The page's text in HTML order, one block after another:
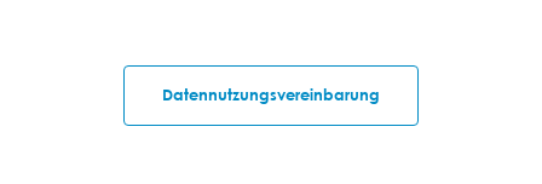
Datennutzungsvereinbarung